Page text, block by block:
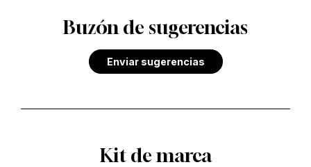
Buzón de sugerencias
Enviar sugerencias
Kit de marca